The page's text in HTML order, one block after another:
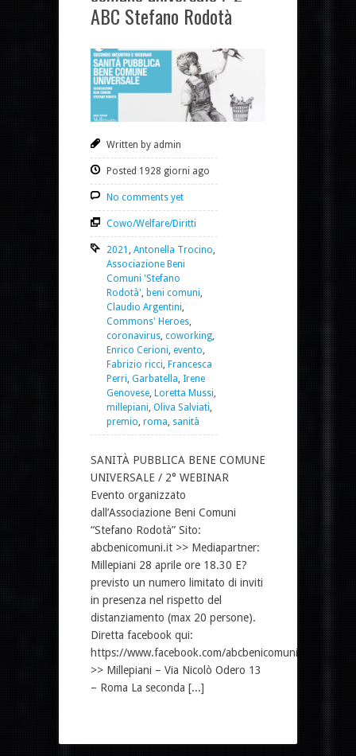
ABC Stefano Rodotà
Written by admin
Posted 1928 giorni ago
No comments yet
Cowo/Welfare/Diritti
2021 Antonella Trocino
Associazione Beni
Comuni 'Stefano
Rodotà'
beni comuni
Claudio Argentini
Commons' Heroes
coronavirus coworking
Enrico Cerioni evento
Fabrizio ricci Francesca
Perri Garbatella Irene
Genovese Loretta Mussi
millepiani Oliva Salviati
premio roma sanità
SANITÀ PUBBLICA BENE COMUNE
UNIVERSALE / 2° WEBINAR
Evento organizzato
dall’Associazione Beni Comuni
“Stefano Rodotà” Sito:
abcbenicomuni.it >> Mediapartner:
Millepiani 28 aprile ore 18.30 E?
previsto un numero limitato di inviti
in presenza nel rispetto del
distanziamento (max 20 persone).
Diretta facebook qui:
https://www.facebook.com/abcbenicomuni
>> Millepiani – Via Nicolò Odero 13
– Roma La seconda [...]